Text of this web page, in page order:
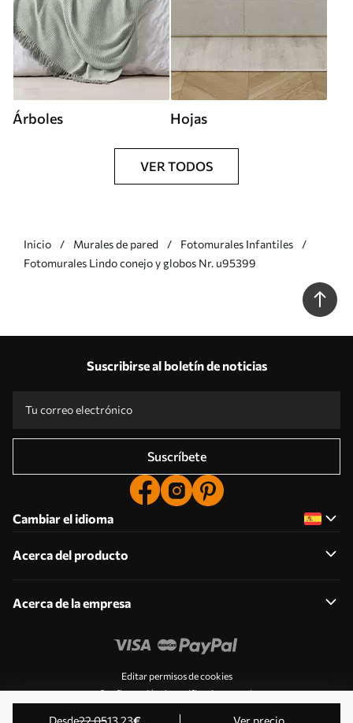
desde22.0513.23€ Ver precio
Árboles Hojas
VER TODOS
Inicio Murales de pared
Fotomurales Infantiles
Fotomurales Lindo conejo y globos Nr. u95399
Suscribirse al boletín de noticias
Suscríbete
Cambiar el idioma
Acerca del producto
Acerca de la empresa
Editar permisos de cookies
Configuración de notificaciones push
© 2011-2026 Uwalls . Todos los derechos reservados.